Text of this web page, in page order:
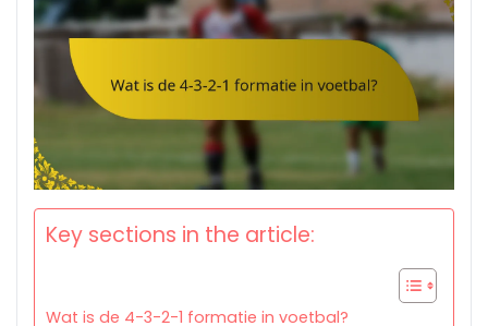
Key sections in the article:
Wat is de 4-3-2-1 formatie in voetbal?